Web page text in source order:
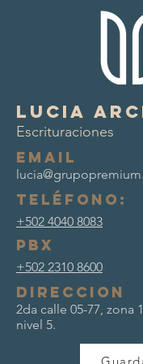
Lucia
Escrituraciones
Email
Teléfono:
+502 4040 8083
pbx
+502 2310 8600
Direccion
2da calle 05-77, zona
nivel 5.